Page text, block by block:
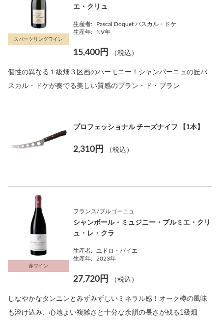
スパークリングワイン
エ・クリュ
生産者:
Pascal Doquet パスカル・ドケ
生産年:
NV年
15,400円 （税込）
個性の異なる１級畑３区画のハーモニー！シャンパーニュの匠パ
スカル・ドケが奏でる美しい質感のブラン・ド・ブラン
プロフェッショナル チーズナイフ 【1本】
2,310円 （税込）
赤ワイン
フランス/ブルゴーニュ
シャンボール・ミュジニー・プルミエ・クリ
ュ・レ・クラ
生産者:
ユドロ・バイエ
生産年:
2023年
27,720円 （税込）
しなやかなタンニンとみずみずしいミネラル感！オーク樽の風味
も溶け込み、心地よい複雑さと十分な余韻の長さが残る1級畑